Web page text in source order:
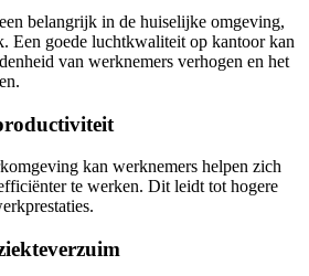
belangrijk in de huiselijke omgeving,
Een goede luchtkwaliteit op kantoor kan
van werknemers verhogen en het
kan werknemers helpen zich
te werken. Dit leidt tot hogere